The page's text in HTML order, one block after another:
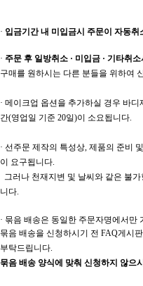
· 입금기간 내 미입금시 주문이 자동취
· 주문 후 일방취소 · 미입금 · 기타취
구매를 원하시는 다른 분들을 위하여
· 메이크업 옵션을 추가하실 경우 바
간(영업일 기준 20일)이 소요됩니다.
· 선주문 제작의 특성상, 제품의 준비
이 요구됩니다.
그러나 천재지변 및 날씨와 같은 불
니다.
· 묶음 배송은 동일한 주문자명에서만
묶음 배송을 신청하시기 전 FAQ게시
부탁드립니다.
묶음 배송 양식에 맞춰 신청하지 않으